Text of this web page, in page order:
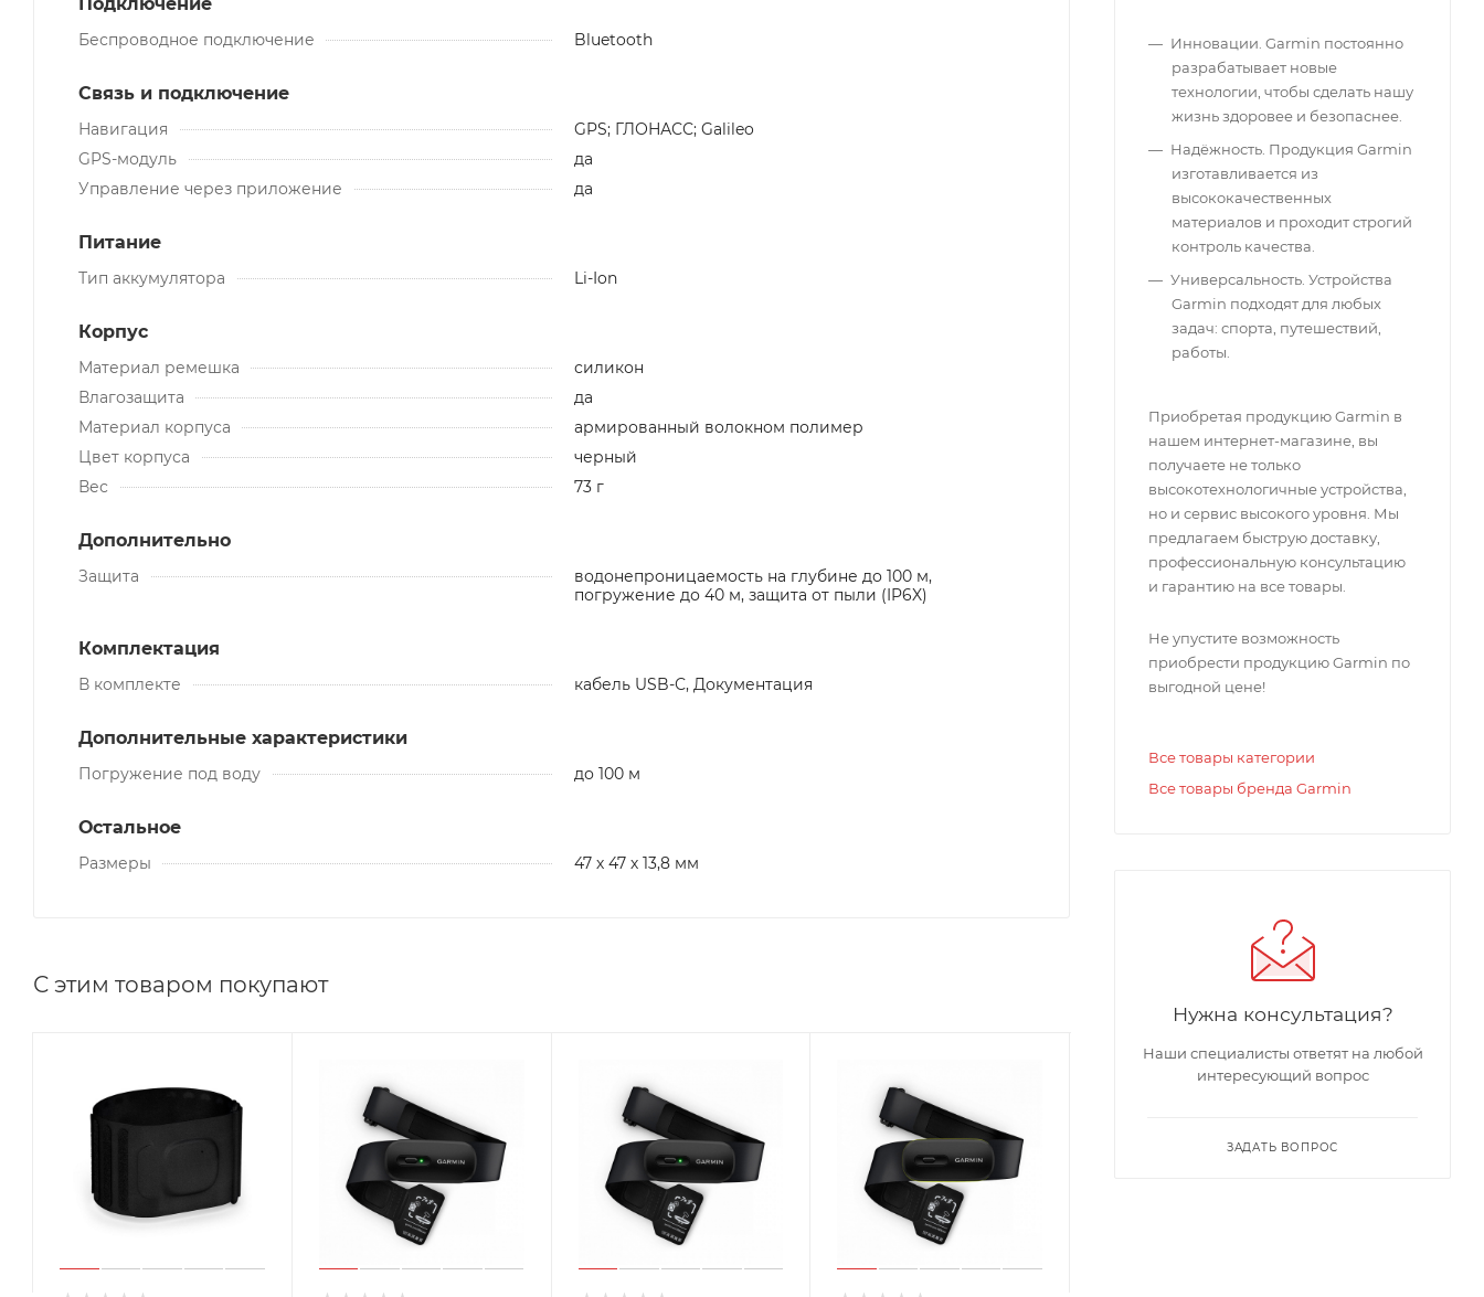
Подключение
Беспроводное подключение Bluetooth
Связь и подключение
Навигация
GPS; ГЛОНАСС; Galileo
GPS-модуль
да
Управление через приложение
да
Питание
Тип аккумулятора Li-Ion
Корпус
Материал ремешка
силикон
Влагозащита
да
Материал корпуса
армированный волокном полимер
Цвет корпуса
черный
Вес
73 г
Дополнительно
Защита
водонепроницаемость на глубине до 100 м,
погружение до 40 м, защита от пыли (IP6X)
Комплектация
В комплекте кабель USB-С, Документация
Дополнительные характеристики
Погружение под воду до 100 м
Остальное
Размеры 47 х 47 х 13,8 мм
С этим товаром покупают
Инновации. Garmin постоянно
разрабатывает новые
технологии, чтобы сделать нашу
жизнь здоровее и безопаснее.
Надёжность. Продукция Garmin
изготавливается из
высококачественных
материалов и проходит строгий
контроль качества.
Универсальность. Устройства
Garmin подходят для любых
задач: спорта, путешествий,
работы.
Приобретая продукцию Garmin в
нашем интернет-магазине, вы
получаете не только
высокотехнологичные устройства,
но и сервис высокого уровня. Мы
предлагаем быструю доставку,
профессиональную консультацию
и гарантию на все товары.
Не упустите возможность
приобрести продукцию Garmin по
выгодной цене!
Все товары категории
Все товары бренда Garmin
Нужна консультация?
Наши специалисты ответят на любой
интересующий вопрос
ЗАДАТЬ ВОПРОС